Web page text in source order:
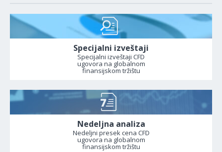
Specijalni izveštaji
Specijalni izveštaji CFD
ugovora na globalnom
finansijskom tržištu
Nedeljna analiza
Nedeljni presek cena CFD
ugovora na globalnom
finansijskom tržištu